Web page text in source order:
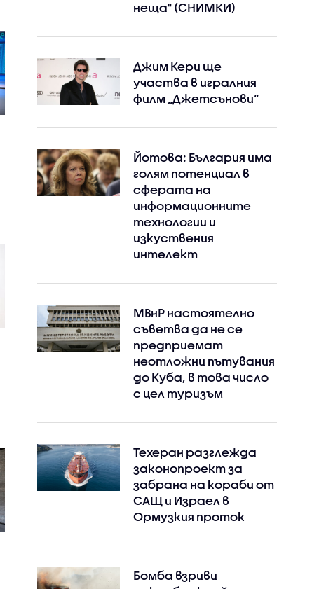
неща" (СНИМКИ)
Джим Кери ще
участва в игралния
филм „Джетсънови“
Йотова: България има
голям потенциал в
сферата на
информационните
технологии и
изкуствения
интелект
МВнР настоятелно
съветва да не се
предприемат
неотложни пътувания
до Куба, в това число
с цел туризъм
Техеран разглежда
законопроект за
забрана на кораби от
САЩ и Израел в
Ормузкия проток
Бомба взриви